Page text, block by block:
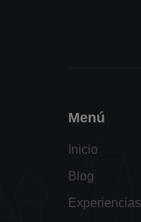
Menú
Inicio
Blog
Experiencias